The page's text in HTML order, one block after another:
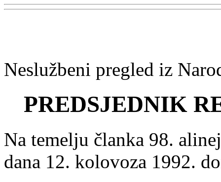
Neslužbeni pregled iz
PREDSJEDNIK
Na temelju članka 98.
dana 12. kolovoza 1992.